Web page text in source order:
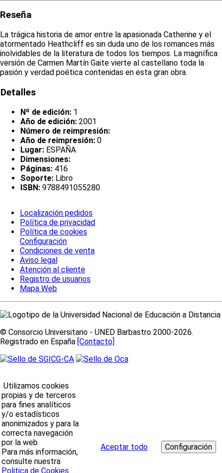
Reseña
La trágica historia de amor entre la apasionada Catherine y el
atormentado Heathcliff es sin duda uno de los romances más
inolvidables de la literatura de todos los tiempos. La magnífica
versión de Carmen Martín Gaite vierte al castellano toda la
pasión y verdad poética contenidas en esta gran obra.
Detalles
Nº de edición: 1
Año de edición: 2001
Número de reimpresión:
Año de reimpresión: 0
Lugar: ESPAÑA
Dimensiones:
Páginas: 416
Soporte: Libro
ISBN: 9788491055280
Localización pedidos
Política de privacidad
Política de cookies
Configuración
Condiciones de venta
Aviso legal
Atención al cliente
Registro de usuarios
Mapa Web
© Consorcio Universitario - UNED Barbastro 2000-2026.
Registrado en España [Contacto]
Utilizamos cookies
propias y de terceros
para fines analíticos
y/o estadísticos
anonimizados y para la
correcta navegación
por la web.
Para más información,
consulte nuestra
Politica de Cookies.
Aceptar todo